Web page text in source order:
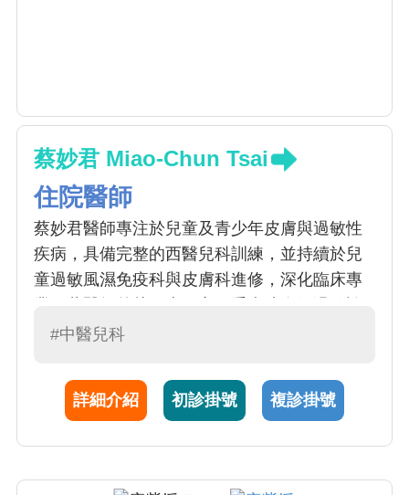
蔡妙君 Miao-Chun Tsai
住院醫師
蔡妙君醫師專注於兒童及青少年皮膚與過敏性
疾病，具備完整的西醫兒科訓練，並持續於兒
童過敏風濕免疫科與皮膚科進修，深化臨床專
斷，並參與亞太過敏氣喘與臨床免疫年會、日
會議，多次於臺灣兒科醫學會發表口頭報告。
未來將聚焦兒童過敏與皮膚疾病的整合照護，
#中醫兒科
詳細介紹 初診掛號 複診掛號